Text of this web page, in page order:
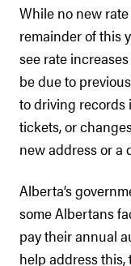
While no new
remainder of this
see rate
be due to
to driving
tickets, or
new address or a
Alberta’s
some Albertans
pay their annual
help address